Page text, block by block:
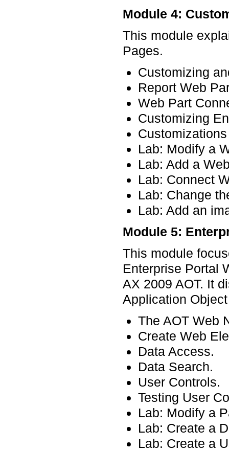
Module 4:
This module
Pages.
Customizing
Report Web
Web Part
Customizing
Lab: Modify a
Lab: Add a
Lab: Connect
Lab: Change
Lab: Add an
Module 5:
This module
Enterprise Portal
AX 2009 AOT. It
Application
The AOT Web
Create Web
Data Access.
Data Search.
User Controls.
Testing User
Lab: Modify a
Lab: Create a
Lab: Create a